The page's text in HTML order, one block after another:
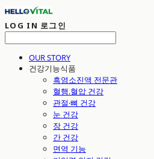
LOG IN 로그인
OUR STORY
건강기능식품
흑염소진액 전문관
혈행.혈압 건강
관절·뼈 건강
눈 건강
장 건강
간 건강
면역 기능